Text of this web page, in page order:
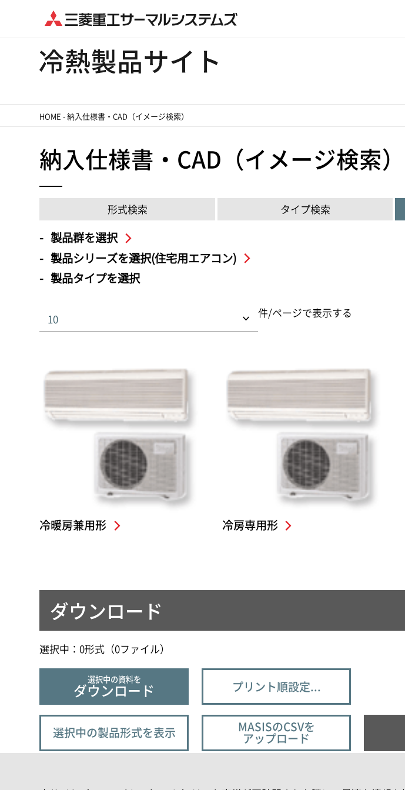
HOME -納入仕様書・CAD（イメージ検索）
納入仕様書・CAD（イメージ検索）
形式検索 タイプ検索
製品群を選択
製品シリーズを選択(住宅用エアコン)
製品タイプを選択
件/ページで表示する
冷暖房兼用形 冷房専用形
ダウンロード
選択中：0形式（0ファイル）
選択中の資料を
ダウンロード プリント順設定...
選択中の製品形式を表示
MASISのCSVを
アップロード